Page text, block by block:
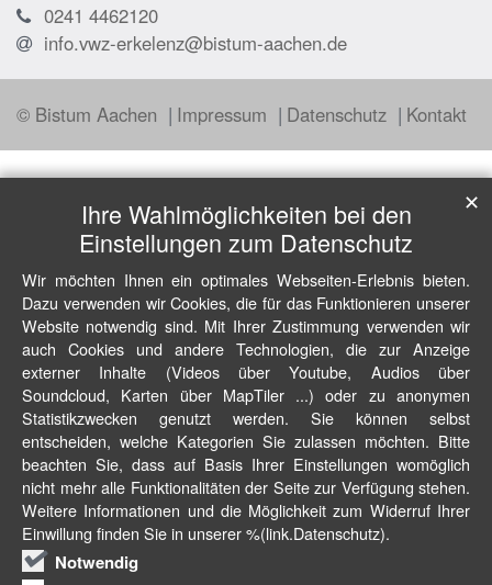
0241 4462120
info.vwz-erkelenz@bistum-aachen.de
© Bistum Aachen Impressum Datenschutz Kontakt
Ihre Wahlmöglichkeiten bei den
Einstellungen zum Datenschutz
Wir möchten Ihnen ein optimales Webseiten-Erlebnis bieten.
Dazu verwenden wir Cookies, die für das Funktionieren unserer
Website notwendig sind. Mit Ihrer Zustimmung verwenden wir
auch Cookies und andere Technologien, die zur Anzeige
externer Inhalte (Videos über Youtube, Audios über
Soundcloud, Karten über MapTiler ...) oder zu anonymen
Statistikzwecken genutzt werden. Sie können selbst
entscheiden, welche Kategorien Sie zulassen möchten. Bitte
beachten Sie, dass auf Basis Ihrer Einstellungen womöglich
nicht mehr alle Funktionalitäten der Seite zur Verfügung stehen.
Weitere Informationen und die Möglichkeit zum Widerruf Ihrer
Einwillung finden Sie in unserer %(link.Datenschutz).
Notwendig
✕